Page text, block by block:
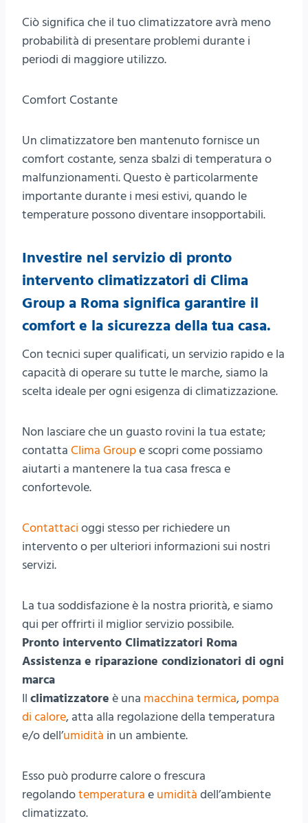
Ciò significa che il tuo climatizzatore avrà meno
probabilità di presentare problemi durante i
periodi di maggiore utilizzo.
Comfort Costante
Un climatizzatore ben mantenuto fornisce un
comfort costante, senza sbalzi di temperatura o
malfunzionamenti. Questo è particolarmente
importante durante i mesi estivi, quando le
temperature possono diventare insopportabili.
Investire nel servizio di pronto
intervento climatizzatori di Clima
Group a Roma significa garantire il
comfort e la sicurezza della tua casa.
Con tecnici super qualificati, un servizio rapido e la
capacità di operare su tutte le marche, siamo la
scelta ideale per ogni esigenza di climatizzazione.
Non lasciare che un guasto rovini la tua estate;
contatta Clima Groupe scopri come possiamo
aiutarti a mantenere la tua casa fresca e
confortevole.
Contattaci oggi stesso per richiedere un
intervento o per ulteriori informazioni sui nostri
servizi.
La tua soddisfazione è la nostra priorità, e siamo
qui per offrirti il miglior servizio possibile.
Pronto intervento Climatizzatori Roma
Assistenza e riparazione condizionatori di ogni
marca
Il climatizzatore è una macchina termica, pompa
di calore, atta alla regolazione della temperatura
e/o dell’umidità in un ambiente.
Esso può produrre calore o frescura
regolandotemperatura e umidità dell’ambiente
climatizzato.